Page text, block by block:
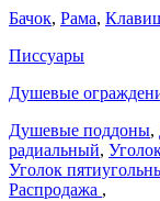
Бачок, Рама,
Писсуары
Душевые
Душевые поддоны,
радиальный,
Уголок
Распродажа ,